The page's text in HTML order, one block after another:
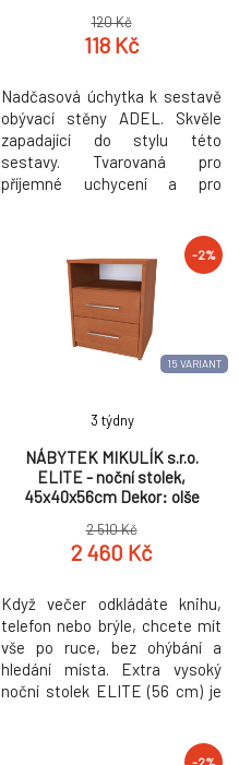
120 Kč
118 Kč
Nadčasová úchytka k sestavě
obývací stěny ADEL. Skvěle
zapadající do stylu této
sestavy. Tvarovaná pro
příjemné uchycení a pro
15 VARIANT
-2%
NÁBYTEK MIKULÍK s.r.o.
ELITE - noční stolek,
45x40x56cm Dekor: olše
3 týdny
2 510 Kč
2 460 Kč
Když večer odkládáte knihu,
telefon nebo brýle, chcete mít
vše po ruce, bez ohýbání a
hledání místa. Extra vysoký
noční stolek ELITE (56 cm) je
věci jemně, pohodlně a s
-2%